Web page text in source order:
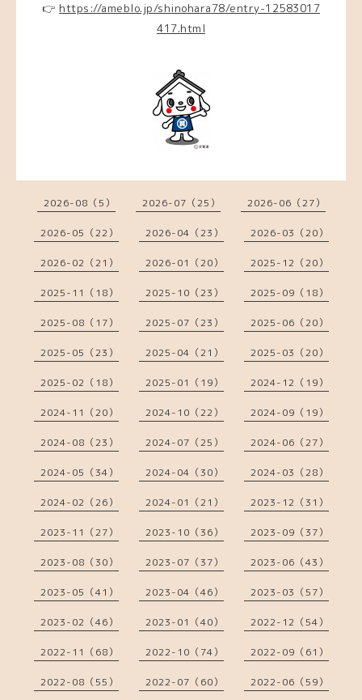
👉 https://ameblo.jp/shinohara78/entry-12583017
417.html
2026-08（5） 2026-07（25） 2026-06（27）
2026-05（22） 2026-04（23） 2026-03（20）
2026-02（21） 2026-01（20） 2025-12（20）
2025-11（18） 2025-10（23） 2025-09（18）
2025-08（17） 2025-07（23） 2025-06（20）
2025-05（23） 2025-04（21） 2025-03（20）
2025-02（18） 2025-01（19） 2024-12（19）
2024-11（20） 2024-10（22） 2024-09（19）
2024-08（23） 2024-07（25） 2024-06（27）
2024-05（34） 2024-04（30） 2024-03（28）
2024-02（26） 2024-01（21） 2023-12（31）
2023-11（27） 2023-10（36） 2023-09（37）
2023-08（30） 2023-07（37） 2023-06（43）
2023-05（41） 2023-04（46） 2023-03（57）
2023-02（46） 2023-01（40） 2022-12（54）
2022-11（68） 2022-10（74） 2022-09（61）
2022-08（55） 2022-07（60） 2022-06（59）